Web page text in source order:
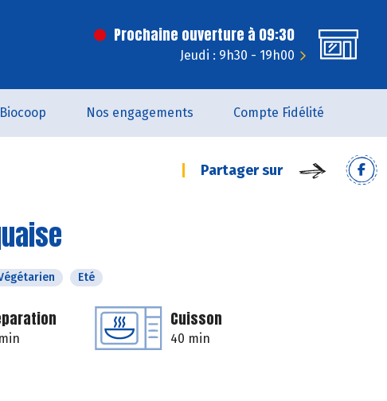
Prochaine ouverture à 09:30
Jeudi : 9h30 - 19h00
Biocoop Nos engagements Compte Fidélité
Partager sur
Eté
Cuisson
40 min